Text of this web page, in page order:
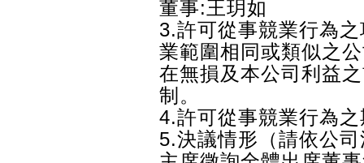
董事:王玥如
3.許可從事競業行為
業範圍相同或類似之
在無損及本公司利益
制。
4.許可從事競業行為
5.決議情形（請依公